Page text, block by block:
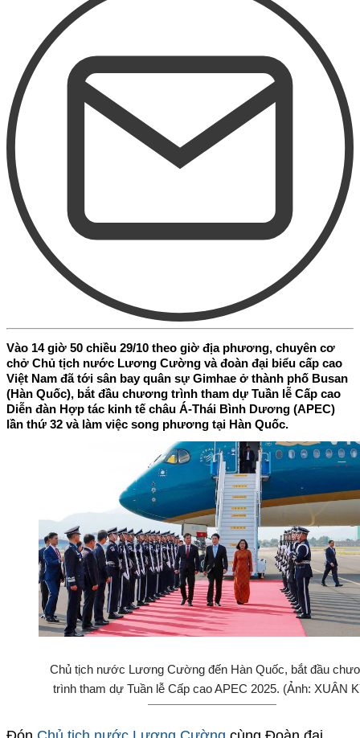
Vào 14 giờ 50 chiều 29/10 theo giờ địa phương, chuyên cơ
chở Chủ tịch nước Lương Cường và đoàn đại biểu cấp cao
Việt Nam đã tới sân bay quân sự Gimhae ở thành phố Busan
(Hàn Quốc), bắt đầu chương trình tham dự Tuần lễ Cấp cao
Diễn đàn Hợp tác kinh tế châu Á-Thái Bình Dương (APEC)
lần thứ 32 và làm việc song phương tại Hàn Quốc.
Chủ tịch nước Lương Cường đến Hàn Quốc, bắt đầu
trình tham dự Tuần lễ Cấp cao APEC 2025. (Ảnh: XUÂN